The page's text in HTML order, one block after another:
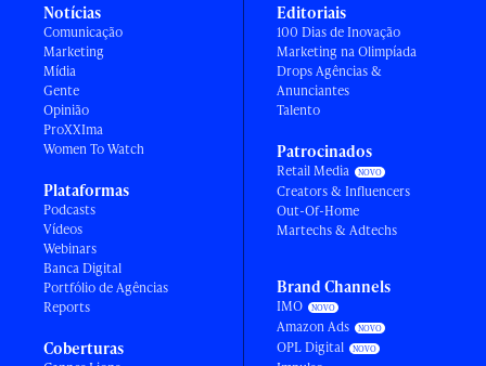
Notícias
Comunicação
Marketing
Mídia
Gente
Opinião
ProXXIma
Women To Watch
Plataformas
Podcasts
Vídeos
Webinars
Banca Digital
Portfólio de Agências
Reports
Coberturas
Editoriais
100 Dias de Inovação
Marketing na Olimpíada
Drops Agências &
Anunciantes
Talento
Patrocinados
Retail Media
Creators & Influencers
Out-Of-Home
Martechs & Adtechs
Brand Channels
IMO
Amazon Ads
OPL Digital